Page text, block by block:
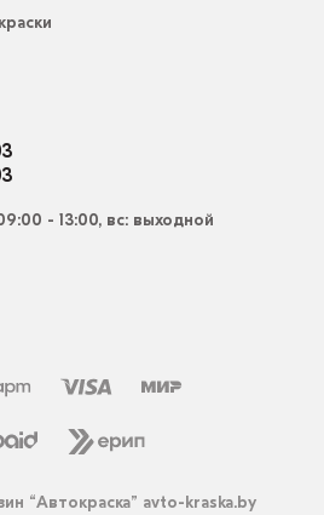
- 13:00, вс: выходной
“Автокраска” avto-kraska.by